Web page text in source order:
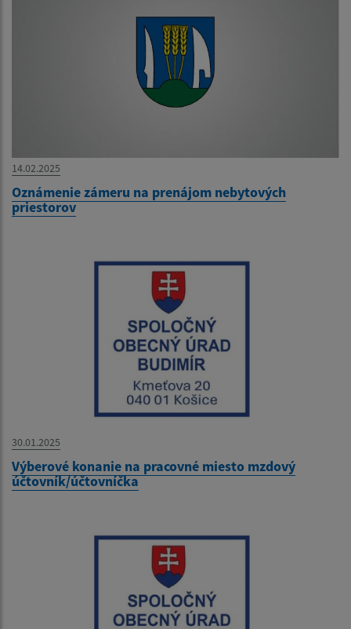
14.02.2025
Oznámenie zámeru na prenájom nebytových
priestorov
30.01.2025
Výberové konanie na pracovné miesto mzdový
účtovník/účtovníčka